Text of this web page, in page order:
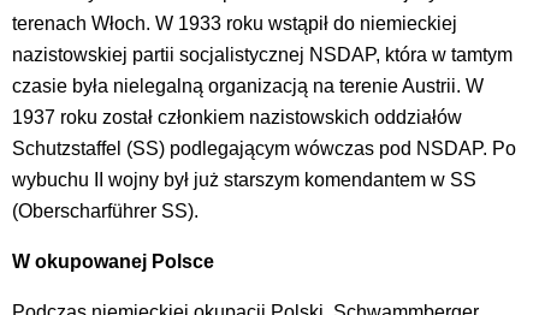
terenach Włoch. W 1933 roku wstąpił do niemieckiej
nazistowskiej partii socjalistycznej NSDAP, która w tamtym
czasie była nielegalną organizacją na terenie Austrii. W
1937 roku został członkiem nazistowskich oddziałów
Schutzstaffel (SS) podlegającym wówczas pod NSDAP. Po
wybuchu II wojny był już starszym komendantem w SS
(Oberscharführer SS).
W okupowanej Polsce